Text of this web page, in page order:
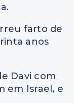
farto de
anos
Davi com
em Israel, e